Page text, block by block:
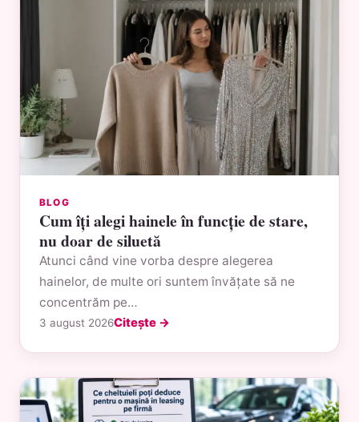
BLOG
Cum îți alegi hainele în funcție de stare,
nu doar de siluetă
Atunci când vine vorba despre alegerea
hainelor, de multe ori suntem învățate să ne
concentrăm pe…
3 august 2026Citește →